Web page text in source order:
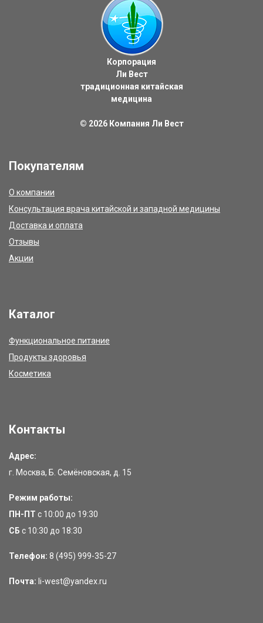
Корпорация
Ли Вест
традиционная китайская
медицина
© 2026 Компания Ли Вест
Покупателям
О компании
Консультация врача китайской и западной медицины
Доставка и оплата
Отзывы
Акции
Каталог
Функциональное питание
Продукты здоровья
Косметика
Контакты
Адрес:
г. Москва, Б. Семёновская, д. 15
Режим работы:
ПН-ПТ с 10:00 до 19:30
СБ с 10:30 до 18:30
Телефон: 8 (495) 999-35-27
Почта: li-west@yandex.ru